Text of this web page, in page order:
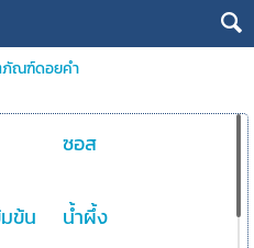
ณฑ์ดอยคำ
ซอส
ข้น
น้ำผึ้ง